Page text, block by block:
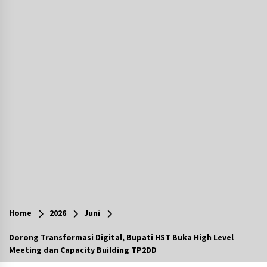
Balangan Boyong Trofi Juara Pertama Lomba
B2SA Kalsel
Tingkatkan SDM Lokal, BIS Group Luncurkan
Program Pelatihan Operator Alat Berat GTO
Home 2026 Juni
Dorong Transformasi Digital, Bupati HST Buka High Level
Meeting dan Capacity Building TP2DD